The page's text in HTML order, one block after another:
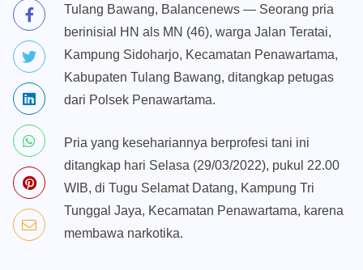
Tulang Bawang, Balancenews — Seorang pria
berinisial HN als MN (46), warga Jalan Teratai,
Kampung Sidoharjo, Kecamatan Penawartama,
Kabupaten Tulang Bawang, ditangkap petugas
dari Polsek Penawartama.
Pria yang kesehariannya berprofesi tani ini
ditangkap hari Selasa (29/03/2022), pukul 22.00
WIB, di Tugu Selamat Datang, Kampung Tri
Tunggal Jaya, Kecamatan Penawartama, karena
membawa narkotika.